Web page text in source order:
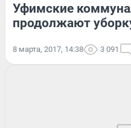
Уфимские
продолжают
8 марта, 2017, 14:38 3 091